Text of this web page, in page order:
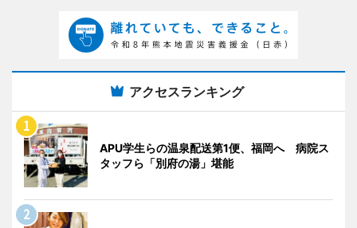
アクセスランキング
APU学生らの温泉配送第1便、福岡へ 病院ス
タッフら「別府の湯」堪能